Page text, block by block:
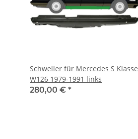
Schweller für Mercedes S Klasse
W126 1979-1991 links
280,00 € *